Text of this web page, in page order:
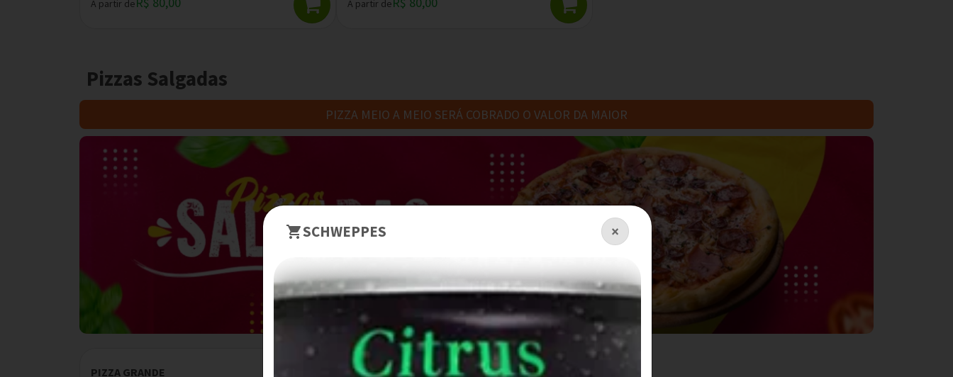
SCHWEPPES ×
A partir de A partir de
Pizzas Salgadas
PIZZA MEIO A MEIO SERÁ COBRADO O VALOR DA MAIOR
PIZZA GRANDE
Pizza Grande meio a